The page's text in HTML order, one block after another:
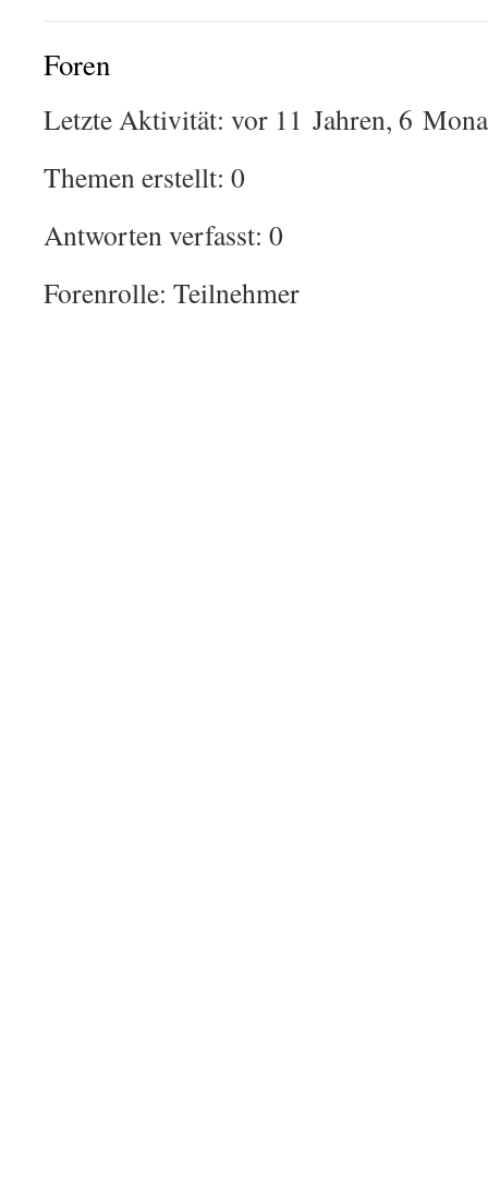
Foren
Letzte Aktivität: vor 11 Jahren, 6
Themen erstellt: 0
Antworten verfasst: 0
Forenrolle: Teilnehmer